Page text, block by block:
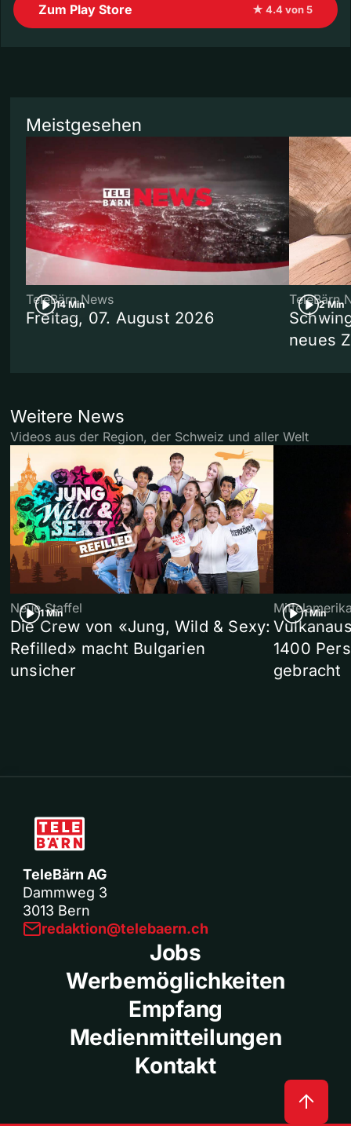
Zum Play Store ★ 4.4 von 5
Meistgesehen
14 Min
TeleBärn News
Freitag, 07. August 2026
2 Min
TeleBärn
neues
Weitere News
Videos aus der Region, der Schweiz und aller Welt
1 Min
Neue Staffel
Die Crew von «Jung, Wild & Sexy:
Refilled» macht Bulgarien
unsicher
1 Min
1400
gebracht
TeleBärn AG
Dammweg 3
3013 Bern
redaktion@telebaern.ch
Jobs
Werbemöglichkeiten
Empfang
Medienmitteilungen
Kontakt